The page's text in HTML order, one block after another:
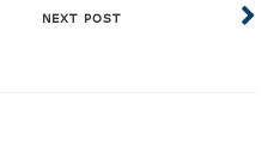
NEXT POST